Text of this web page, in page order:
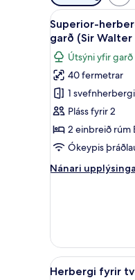
í
boði
fyrir
herbergi
Skoða
allar
myndir
fyrir
Superior-
herbergi
fyrir
tvo
-
baði
garð
(Sir
Walter
5
Superior-
garð (Sir Walter
Útsýni yfir garð
40 fermetrar
1 svefnherbergi
Pláss fyrir 2
2 einbreið rúm
Ókeypis
Nánari
Nánari
tvo
með
Skoða
3
Herbergi fyrir